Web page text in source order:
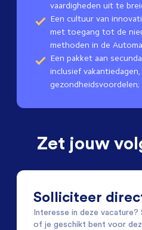
vaardigheden uit te
Een cultuur van
met toegang tot de
methoden in de
Een pakket aan
inclusief
gezondheidsvoordelen;
Zet jouw
Solliciteer
Interesse in deze
of je geschikt bent voor